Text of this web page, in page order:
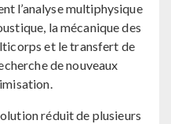
l’analyse multiphysique
la mécanique des
et le transfert de
de nouveaux
réduit de plusieurs